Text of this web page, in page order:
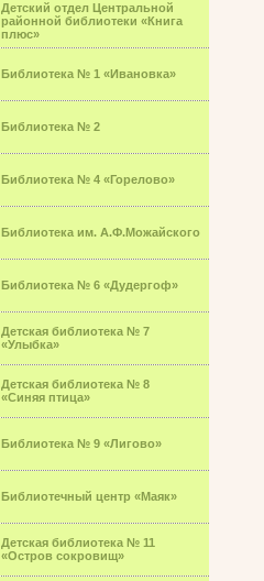
Детский отдел Центральной
районной библиотеки «Книга
плюс»
Библиотека № 1 «Ивановка»
Библиотека № 2
Библиотека № 4 «Горелово»
Библиотека им. А.Ф.Можайского
Библиотека № 6 «Дудергоф»
Детская библиотека № 7
«Улыбка»
Детская библиотека № 8
«Синяя птица»
Библиотека № 9 «Лигово»
Библиотечный центр «Маяк»
Детская библиотека № 11
«Остров сокровищ»